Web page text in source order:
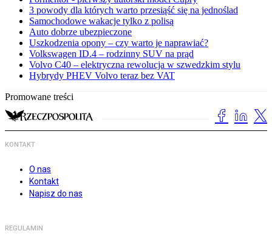
3 powody dla których warto przesiąść się na jednoślad
Samochodowe wakacje tylko z polisą
Auto dobrze ubezpieczone
Uszkodzenia opony – czy warto je naprawiać?
Volkswagen ID.4 – rodzinny SUV na prąd
Volvo C40 – elektryczna rewolucja w szwedzkim stylu
Hybrydy PHEV Volvo teraz bez VAT
Promowane treści
KONTAKT
O nas
Kontakt
Napisz do nas
REGULAMIN